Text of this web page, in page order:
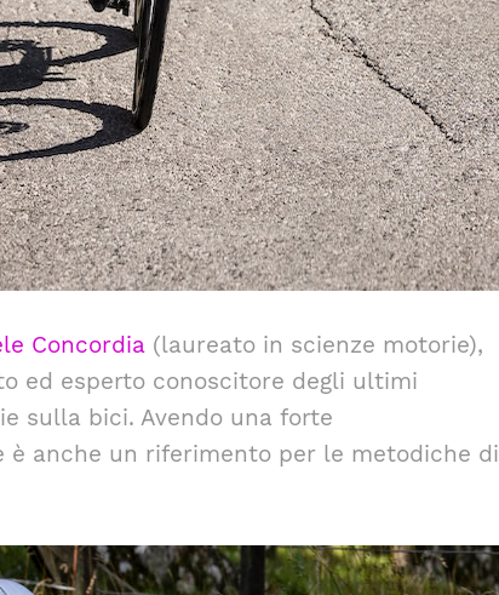
Concordia (laureato in scienze motorie),
ed esperto conoscitore degli ultimi
sulla bici. Avendo una forte
è anche un riferimento per le metodiche di